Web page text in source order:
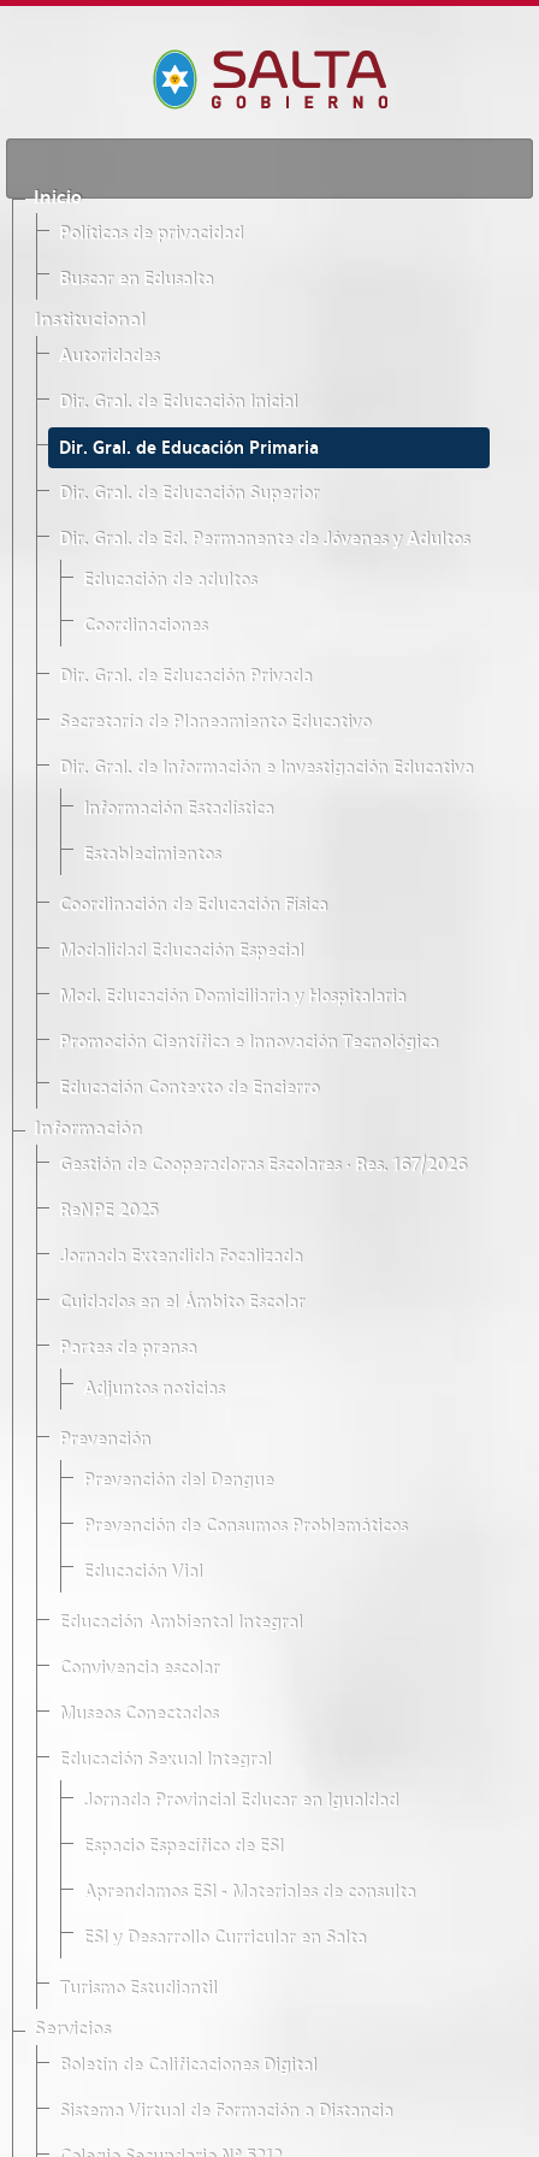
Inicio
Políticas de privacidad
Buscar en Edusalta
Institucional
Autoridades
Dir. Gral. de Educación Inicial
Dir. Gral. de Educación Primaria
Dir. Gral. de Educación Superior
Dir. Gral. de Ed. Permanente de Jóvenes y Adultos
Educación de adultos
Coordinaciones
Dir. Gral. de Educación Privada
Secretaría de Planeamiento Educativo
Dir. Gral. de Información e Investigación Educativa
Información Estadística
Establecimientos
Coordinación de Educación Física
Modalidad Educación Especial
Mod. Educación Domiciliaria y Hospitalaria
Promoción Científica e Innovación Tecnológica
Educación Contexto de Encierro
Información
Gestión de Cooperadoras Escolares · Res. 167/2026
ReNPE 2025
Jornada Extendida Focalizada
Cuidados en el Ámbito Escolar
Partes de prensa
Adjuntos noticias
Prevención
Prevención del Dengue
Prevención de Consumos Problemáticos
Educación Vial
Educación Ambiental Integral
Convivencia escolar
Museos Conectados
Educación Sexual Integral
Jornada Provincial Educar en Igualdad
Espacio Específico de ESI
Aprendamos ESI - Materiales de consulta
ESI y Desarrollo Curricular en Salta
Turismo Estudiantil
Servicios
Boletín de Calificaciones Digital
Sistema Virtual de Formación a Distancia